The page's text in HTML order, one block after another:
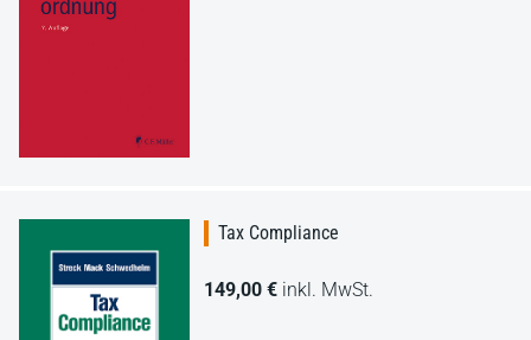
Tax Compliance
149,00 € inkl. MwSt.